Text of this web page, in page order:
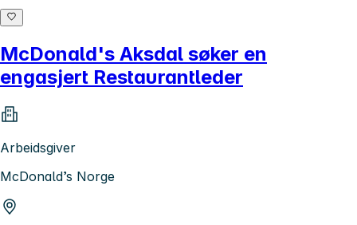
McDonald's Aksdal søker en
engasjert Restaurantleder
Arbeidsgiver
McDonald’s Norge